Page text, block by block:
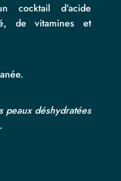
cocktail d’acide
de vitamines et
peaux déshydratées